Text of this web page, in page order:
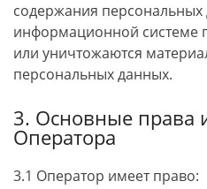
содержания персональных
информационной системе
или уничтожаются
персональных данных.
3. Основные права
Оператора
3.1 Оператор имеет право: